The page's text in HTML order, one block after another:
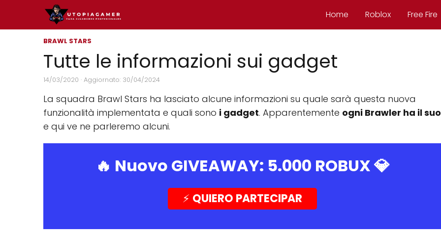
Home Roblox Free Fire
BRAWL STARS
Tutte le informazioni sui gadget
14/03/2020 · Aggiornato: 30/04/2024
La squadra Brawl Stars ha lasciato alcune informazioni su quale sarà questa nuova
funzionalità implementata e quali sono i gadget. Apparentemente ogni Brawler ha il suo
e qui ve ne parleremo alcuni.
🔥 Nuovo GIVEAWAY: 5.000 ROBUX💎
⚡️ QUIERO PARTECIPAR